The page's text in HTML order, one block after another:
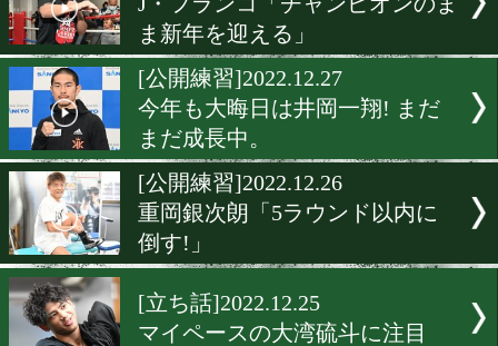
▶ 新着 KO KiNG ダイエット
[公開練習]2022.12.28
J・フランコ「チャンピオ
ま新年を迎える」
[公開練習]2022.12.27
今年も大晦日は井岡一翔!
まだ成長中。
[公開練習]2022.12.26